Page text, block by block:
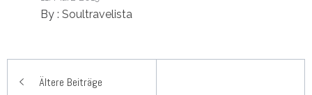
By : Soultravelista
Beitragsnavigation
Ältere Beiträge